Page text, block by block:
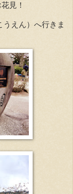
見！
えん）へ行きま